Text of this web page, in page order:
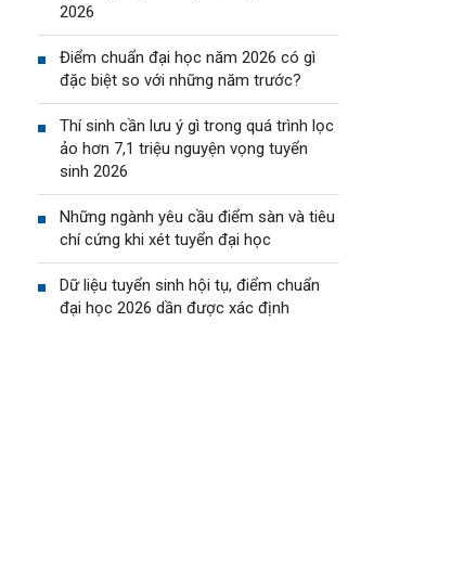
2026
Điểm chuẩn đại học năm 2026 có gì
đặc biệt so với những năm trước?
Thí sinh cần lưu ý gì trong quá trình lọc
ảo hơn 7,1 triệu nguyện vọng tuyển
sinh 2026
Những ngành yêu cầu điểm sàn và tiêu
chí cứng khi xét tuyển đại học
Dữ liệu tuyển sinh hội tụ, điểm chuẩn
đại học 2026 dần được xác định